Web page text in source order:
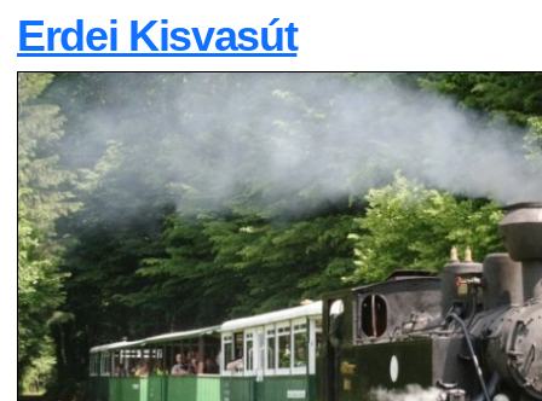
Erdei Kisvasút